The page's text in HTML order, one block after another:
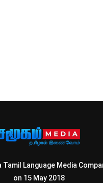
Tamil Language Media
on 15 May 2018